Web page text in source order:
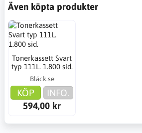
Även köpta produkter
Tonerkassett Svart
typ 111L. 1.800 sid.
Bläck.se
KÖP
INFO.
594,00 kr